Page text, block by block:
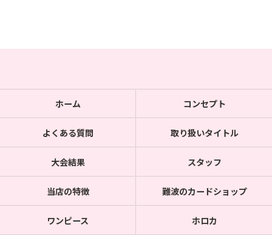
ホーム コンセプト
よくある質問 取り扱いタイトル
大会結果 スタッフ
当店の特徴 難波のカードショップ
ワンピース ホロカ